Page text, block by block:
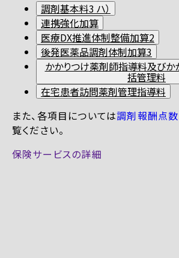
調剤基本料3 ハ）
連携強化加算
医療DX推進体制整備加算2
後発医薬品調剤体制加算3
かかりつけ薬剤師指導料及びか
括管理料
在宅患者訪問薬剤管理指導料
また、各項目については調剤報酬点
覧ください。
保険サービスの詳細